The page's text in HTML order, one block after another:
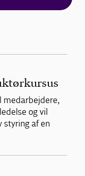
medarbejdere,
og vil
styring af en